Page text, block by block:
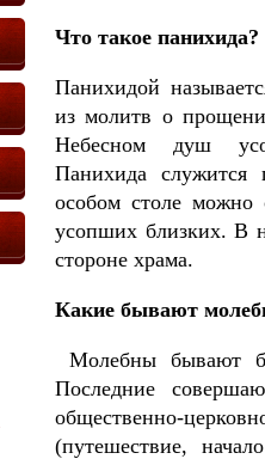
Что такое панихида?
Панихидой
из молитв о
Небесном душ
Панихида
особом столе можно
усопших близких. В
стороне храма.
Какие бывают
Молебны бывают
Последние
общественно-
(путешествие,